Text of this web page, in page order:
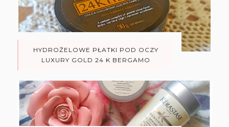
HYDROŻELOWE PŁATKI POD OCZY
LUXURY GOLD 24 K BERGAMO